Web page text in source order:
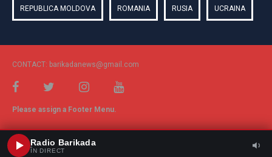
REPUBLICA MOLDOVA ROMANIA RUSIA UCRAINA
CONTACT: barikadanews@gmail.com
Please assign a Footer Menu.
Radio Barikada
ÎN DIRECT